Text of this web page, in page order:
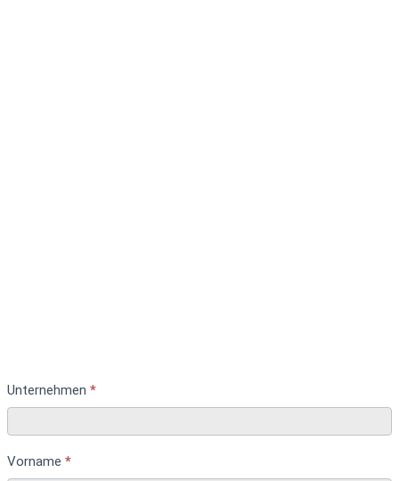
ITB
Mitaussteller
Verbindliche
Anmeldung
Unternehmen *
Vorname *